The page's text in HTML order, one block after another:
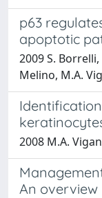
p63
apoptotic
2009 S.
Melino, M.A.
2008 M.A.
An overview